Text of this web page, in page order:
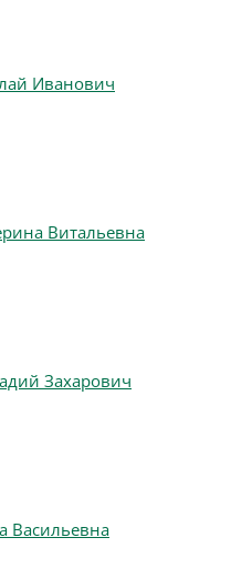
Иванович
Витальевна
Захарович
Васильевна